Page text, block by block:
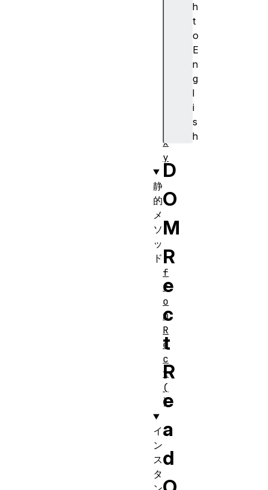
h
t
o
E
n
g
l
i
s
h
D
O
M
R
e
c
t
R
e
a
d
x
y
静
的
メ
ソ
ッ
ド
f
r
o
m
R
e
c
t
(
)
イ
ン
ス
タ